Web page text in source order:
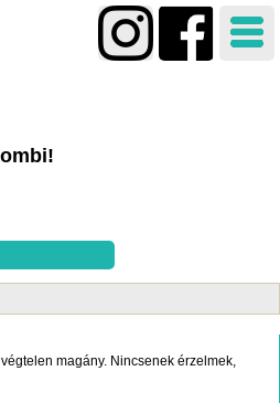
magány. Nincsenek érzelmek,